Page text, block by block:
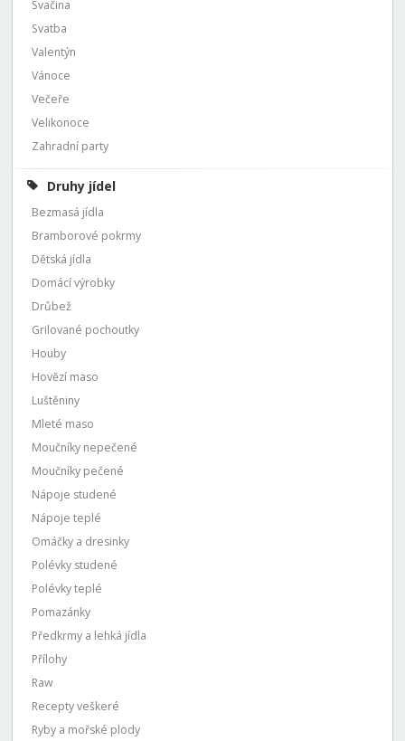
Svačina
Svatba
Valentýn
Vánoce
Večeře
Velikonoce
Zahradní party
Druhy jídel
Bezmasá jídla
Bramborové pokrmy
Dětská jídla
Domácí výrobky
Drůbež
Grilované pochoutky
Houby
Hovězí maso
Luštěniny
Mleté maso
Moučníky nepečené
Moučníky pečené
Nápoje studené
Nápoje teplé
Omáčky a dresinky
Polévky studené
Polévky teplé
Pomazánky
Předkrmy a lehká jídla
Přílohy
Raw
Recepty veškeré
Ryby a mořské plody